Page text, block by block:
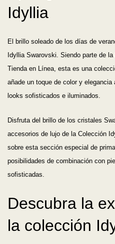
Idyllia
El brillo soleado de los días de
Idyllia Swarovski. Siendo parte de la
Tienda en Línea, esta es una
añade un toque de color y
looks sofisticados e iluminados.
Disfruta del brillo de los cristales
accesorios de lujo de la Colección
sobre esta sección especial de
posibilidades de combinación con
sofisticadas.
Descubra la
la colección